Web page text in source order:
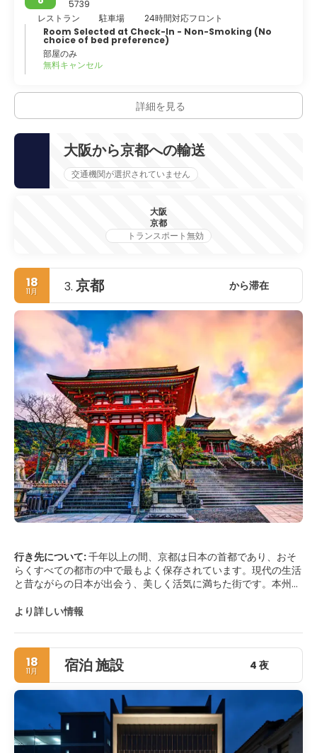
5739
レストラン
駐車場
24時間対応フロント
Room Selected at Check-In - Non-Smoking (No
choice of bed preference)
部屋のみ
無料キャンセル
詳細を見る
大阪から京都への輸送
交通機関が選択されていません
大阪
京都
トランスポート無効
18
11月 3. 京都 から滞在
行き先について:千年以上の間、京都は日本の首都であり、おそ
らくすべての都市の中で最もよく保存されています。現代の生活
と昔ながらの日本が出会う、美しく活気に満ちた街です。本州西
は遺産と文化が豊富で、多種多様なレストランがあり、ナビゲー
建築と習慣から浸透しています。京都には、壮大な黄金の金閣
寺、禅庭園のある龍安寺、人気の清水寺、等身大の観音像のある
三十三間堂、嵐山のより静かな天龍寺など、何千もの寺院や神社
があります。嵐山にも有名なバンブーグローブがあります。京都
で素晴らしいことは、芸者の主要な地区の1つである祇園のウォ
ーキングツアーです。その木造の建物とランプが完璧な雰囲気を
作り出しています。京都は、寺院、神社、茶屋、皇居が立ち並ぶ
世界最大の歴史都市の1つです。京都は文化と遺産が染み込んだ
街で、日本の歴史と文化に興味のある人には必見です。
より詳しい情報
18
11月 宿泊 施設 4 夜